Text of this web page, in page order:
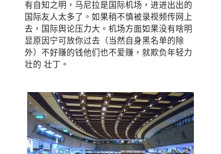
有自知之明，马尼拉是国际机场，进进出出的
国际友人太多了。如果稍不慎被录视频传网上
去，国际舆论压力大。机场方面如果没有啥明
显原因宁可放你过去（当然自身黑名单的除
外）不好赚的钱他们也不爱赚，就欺负年轻力
壮的 壮丁。